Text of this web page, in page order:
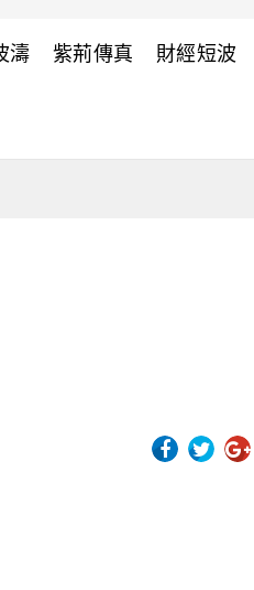
濤 紫荊傳真 財經短波